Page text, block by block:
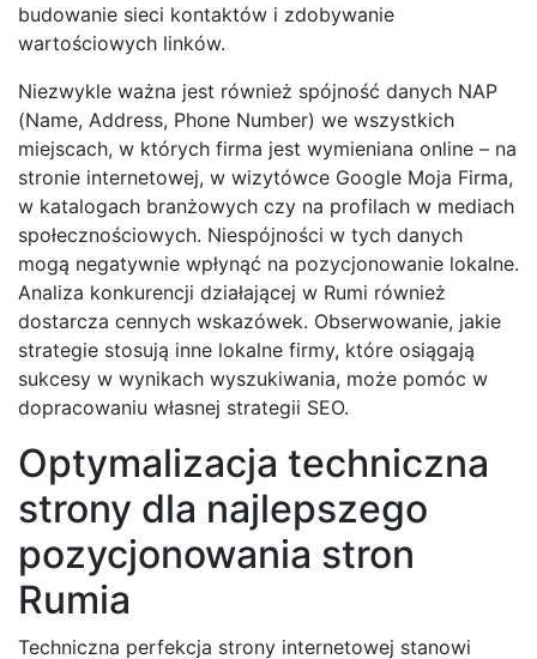
budowanie sieci kontaktów i zdobywanie
wartościowych linków.
Niezwykle ważna jest również spójność danych NAP
(Name, Address, Phone Number) we wszystkich
miejscach, w których firma jest wymieniana online – na
stronie internetowej, w wizytówce Google Moja Firma,
w katalogach branżowych czy na profilach w mediach
społecznościowych. Niespójności w tych danych
mogą negatywnie wpłynąć na pozycjonowanie lokalne.
Analiza konkurencji działającej w Rumi również
dostarcza cennych wskazówek. Obserwowanie, jakie
strategie stosują inne lokalne firmy, które osiągają
sukcesy w wynikach wyszukiwania, może pomóc w
dopracowaniu własnej strategii SEO.
Optymalizacja techniczna
strony dla najlepszego
pozycjonowania stron
Rumia
Techniczna perfekcja strony internetowej stanowi